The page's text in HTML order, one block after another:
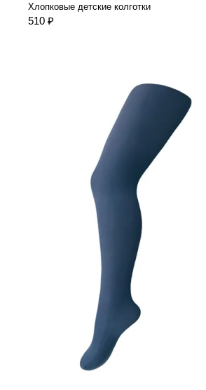
Хлопковые детские колготки
510 ₽